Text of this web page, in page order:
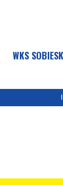
WKS